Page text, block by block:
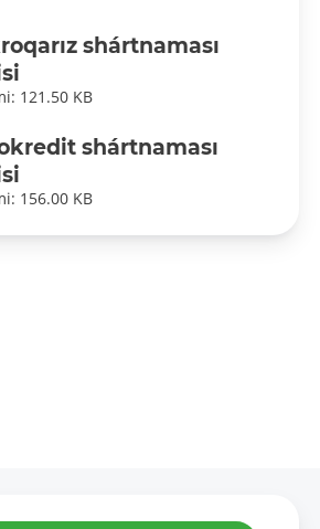
shártnaması
121.50 KB
shártnaması
156.00 KB